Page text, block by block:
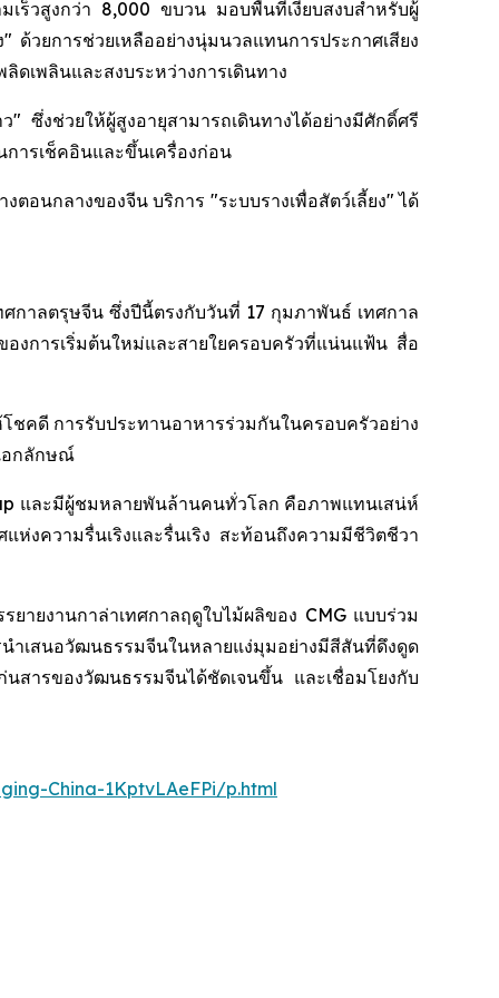
เร็วสูงกว่า 8,000 ขบวน มอบพื้นที่เงียบสงบสำหรับผู้
วยการช่วยเหลืออย่างนุ่มนวลแทนการประกาศเสียง
ดเพลินและสงบระหว่างการเดินทาง
ซึ่งช่วยให้ผู้สูงอายุสามารถเดินทางได้อย่างมีศักดิ์ศรี
การเช็คอินและขึ้นเครื่องก่อน
อนกลางของจีน บริการ "ระบบรางเพื่อสัตว์เลี้ยง" ได้
กาลตรุษจีน ซึ่งปีนี้ตรงกับวันที่ 17 กุมภาพันธ์ เทศกาล
การเริ่มต้นใหม่และสายใยครอบครัวที่แน่นแฟ้น สื่อ
ชคดี การรับประทานอาหารร่วมกันในครอบครัวอย่าง
อกลักษณ์
และมีผู้ชมหลายพันล้านคนทั่วโลก คือภาพแทนเสน่ห์
ห่งความรื่นเริงและรื่นเริง สะท้อนถึงความมีชีวิตชีวา
ายงานกาล่าเทศกาลฤดูใบไม้ผลิของ CMG แบบร่วม
ำเสนอวัฒนธรรมจีนในหลายแง่มุมอย่างมีสีสันที่ดึงดูด
ารของวัฒนธรรมจีนได้ชัดเจนขึ้น และเชื่อมโยงกับ
China-1KptvLAeFPi/p.html